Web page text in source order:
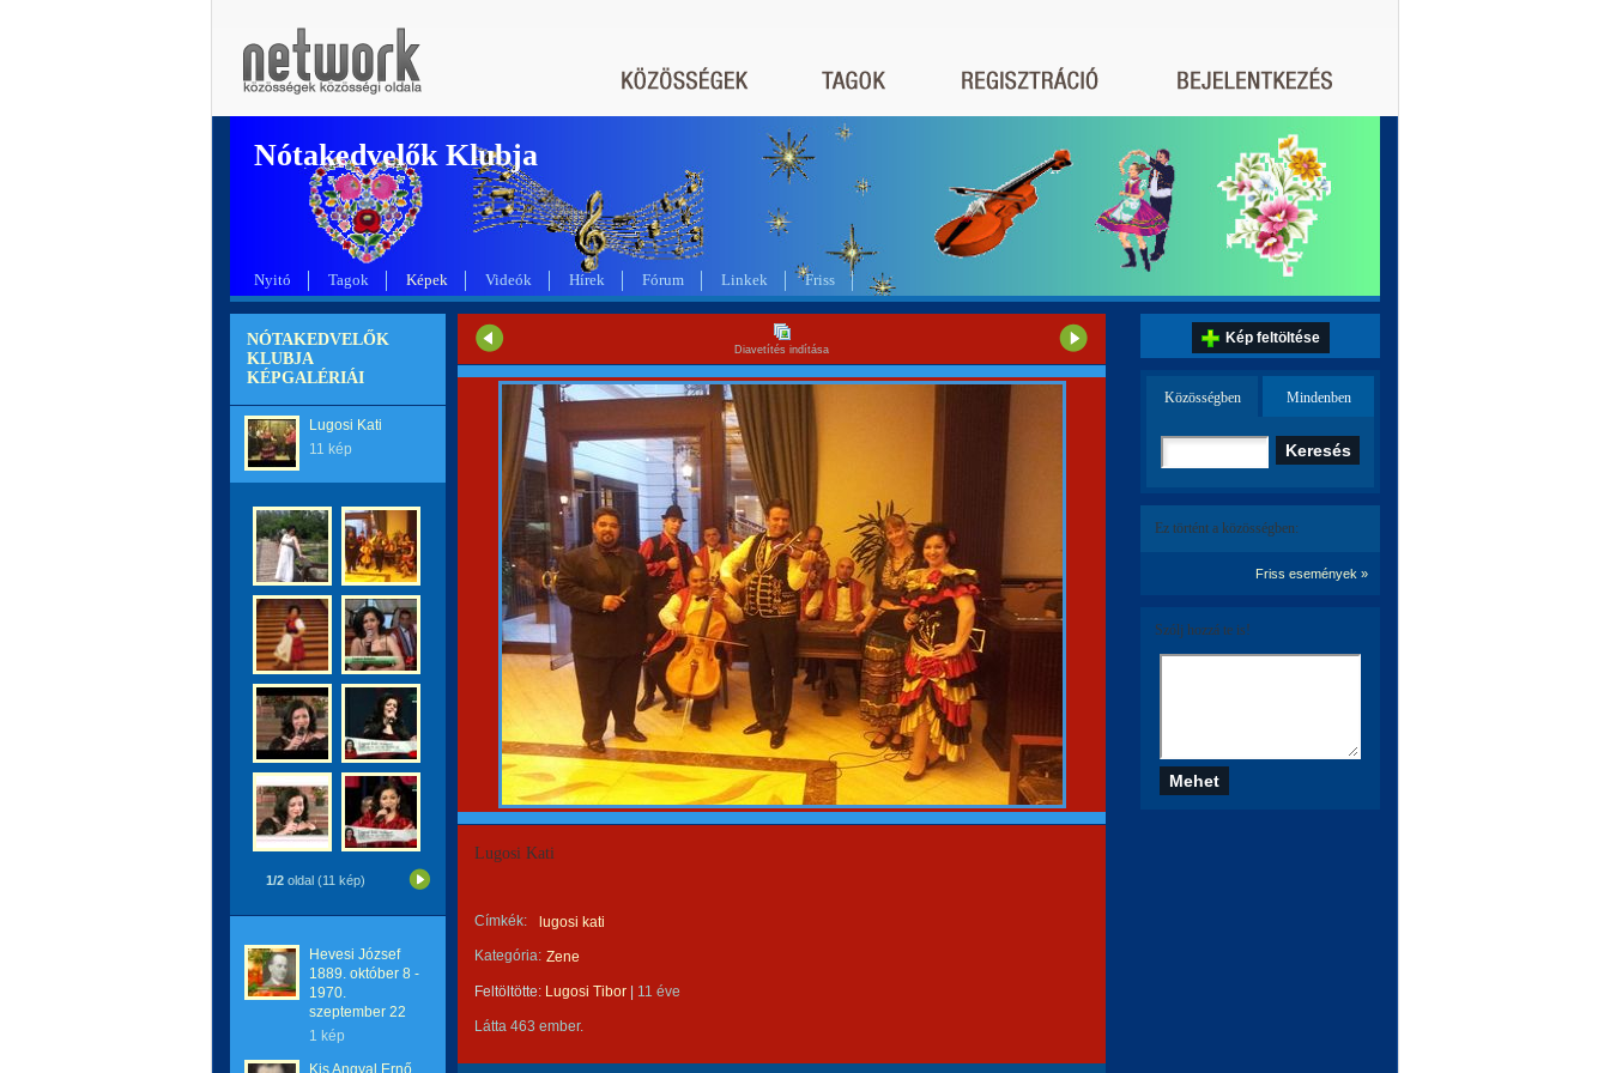
Nótakedvelők Klubja
Nyitó Tagok Képek Videók Hírek Fórum Linkek Friss
NÓTAKEDVELŐK
KLUBJA
KÉPGALÉRIÁI
Lugosi Kati
11 kép
1/2oldal (11 kép)
Hevesi József
1889. október 8 -
1970.
szeptember 22
1 kép
Kis Angyal Ernő
Diavetítés indítása
Lugosi Kati
Címkék:
lugosi kati
Kategória: Zene
Feltöltötte: Lugosi Tibor 11 éve
Látta 463 ember.
Kép feltöltése
Közösségben Mindenben
Ez történt a közösségben:
Friss események »
Szólj hozzá te is!